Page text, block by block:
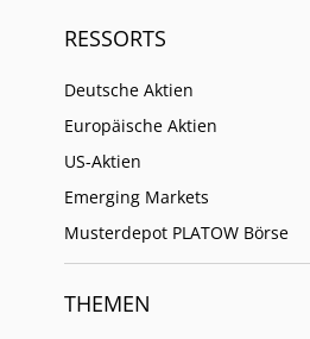
RESSORTS
Deutsche Aktien
Europäische Aktien
US-Aktien
Emerging Markets
Musterdepot PLATOW Börse
THEMEN